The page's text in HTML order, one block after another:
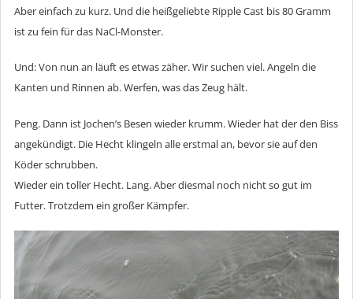
Aber einfach zu kurz. Und die heißgeliebte Ripple Cast bis 80 Gramm
ist zu fein für das NaCl-Monster.
Und: Von nun an läuft es etwas zäher. Wir suchen viel. Angeln die
Kanten und Rinnen ab. Werfen, was das Zeug hält.
Peng. Dann ist Jochen’s Besen wieder krumm. Wieder hat der den Biss
angekündigt. Die Hecht klingeln alle erstmal an, bevor sie auf den
Köder schrubben.
Wieder ein toller Hecht. Lang. Aber diesmal noch nicht so gut im
Futter. Trotzdem ein großer Kämpfer.